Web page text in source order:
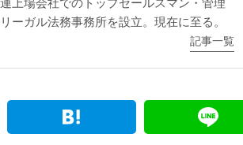
上場会社でのトップセールスマン・管理
ーガル法務事務所を設立。現在に至る。
記事一覧